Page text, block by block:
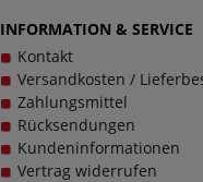
INFORMATION & SERVICE
Kontakt
Versandkosten /
Zahlungsmittel
Rücksendungen
Kundeninformationen
Vertrag widerrufen